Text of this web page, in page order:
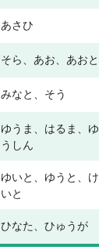
あさひ
そら、あお、あおと
みなと、そう
ゆうま、はるま、ゆ
うしん
ゆいと、ゆうと、け
いと
ひなた、ひゅうが